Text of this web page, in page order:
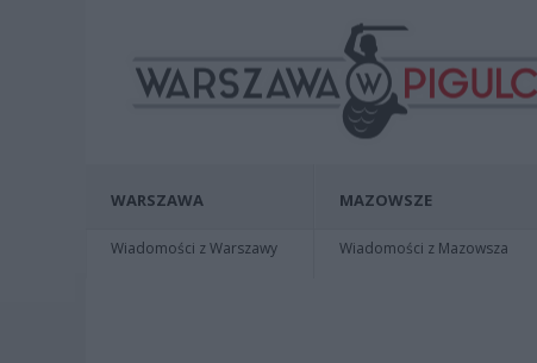
WARSZAWA
Wiadomości z Warszawy
MAZOWSZE
Wiadomości z Mazowsza